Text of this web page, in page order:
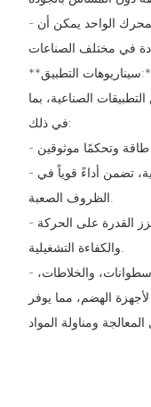
- يعني نطاق التطبيق الواسع أن نموذج المحرك الواحد يمكن أن
التطبيق:**
الصناعية، بما
في ذلك:
- محركات عجلات للمركبات العسكرية، تضمن أداءً قوياً في
- الرافعات والحفارات ذاتية القيادة، مما يعزز القدرة على الحركة
- محركات النقل والتغذية، ومطاحن الأسطوانات، والخلاطات،
الهضم، مما يوفر